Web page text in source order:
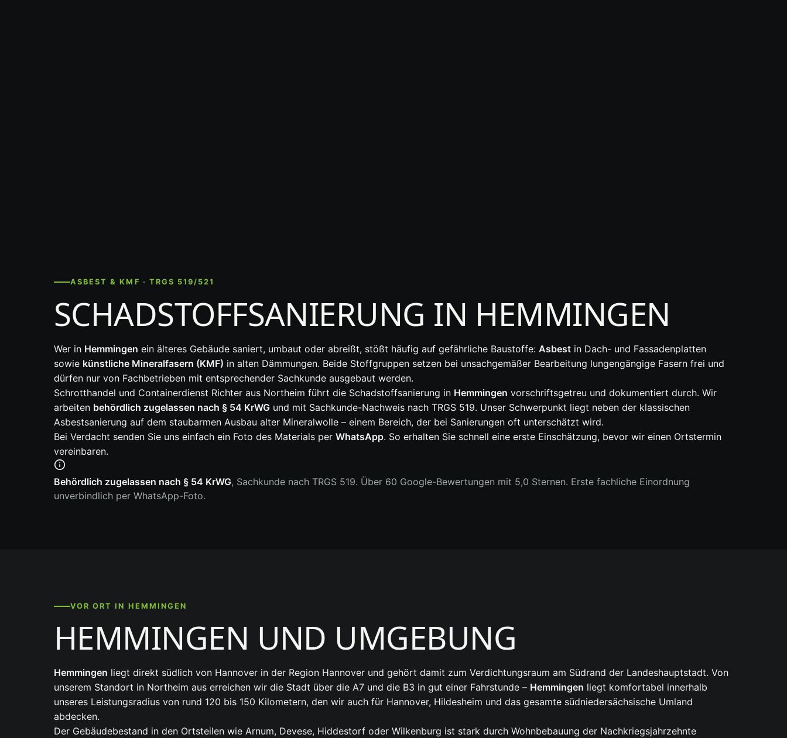
ASBEST & KMF · TRGS 519/521
SCHADSTOFFSANIERUNG IN HEMMINGEN
Wer in Hemmingen ein älteres Gebäude saniert, umbaut oder abreißt, stößt häufig auf gefährliche Baustoffe: Asbest in Dach- und Fassadenplatten
sowie künstliche Mineralfasern (KMF) in alten Dämmungen. Beide Stoffgruppen setzen bei unsachgemäßer Bearbeitung lungengängige Fasern frei und
dürfen nur von Fachbetrieben mit entsprechender Sachkunde ausgebaut werden.
Schrotthandel und Containerdienst Richter aus Northeim führt die Schadstoffsanierung in Hemmingen vorschriftsgetreu und dokumentiert durch. Wir
arbeiten behördlich zugelassen nach § 54 KrWG und mit Sachkunde-Nachweis nach TRGS 519. Unser Schwerpunkt liegt neben der klassischen
Asbestsanierung auf dem staubarmen Ausbau alter Mineralwolle – einem Bereich, der bei Sanierungen oft unterschätzt wird.
Bei Verdacht senden Sie uns einfach ein Foto des Materials per WhatsApp. So erhalten Sie schnell eine erste Einschätzung, bevor wir einen Ortstermin
vereinbaren.
Behördlich zugelassen nach § 54 KrWG, Sachkunde nach TRGS 519. Über 60 Google-Bewertungen mit 5,0 Sternen. Erste fachliche Einordnung
unverbindlich per WhatsApp-Foto.
VOR ORT IN HEMMINGEN
HEMMINGEN UND UMGEBUNG
Hemmingen liegt direkt südlich von Hannover in der Region Hannover und gehört damit zum Verdichtungsraum am Südrand der Landeshauptstadt. Von
unserem Standort in Northeim aus erreichen wir die Stadt über die A7 und die B3 in gut einer Fahrstunde – Hemmingen liegt komfortabel innerhalb
unseres Leistungsradius von rund 120 bis 150 Kilometern, den wir auch für Hannover, Hildesheim und das gesamte südniedersächsische Umland
abdecken.
Der Gebäudebestand in den Ortsteilen wie Arnum, Devese, Hiddestorf oder Wilkenburg ist stark durch Wohnbebauung der Nachkriegsjahrzehnte